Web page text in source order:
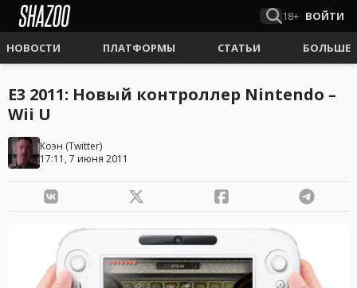
18+ ВОЙТИ
НОВОСТИ ПЛАТФОРМЫ СТАТЬИ БОЛЬШЕ
E3 2011: Новый контроллер Nintendo –
Wii U
Коэн (Twitter)
17:11, 7 июня 2011